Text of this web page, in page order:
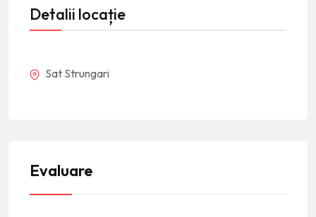
Detalii locație
Sat Strungari
Evaluare